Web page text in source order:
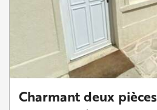
Charmant deux pièces